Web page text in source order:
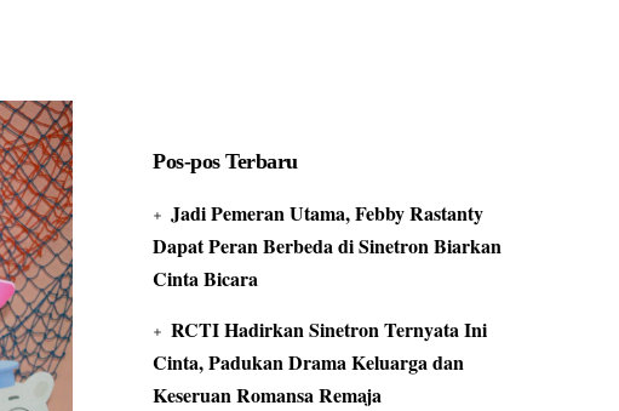
Pos-pos Terbaru
Jadi Pemeran Utama, Febby Rastanty
Dapat Peran Berbeda di Sinetron Biarkan
Cinta Bicara
RCTI Hadirkan Sinetron Ternyata Ini
Cinta, Padukan Drama Keluarga dan
Keseruan Romansa Remaja